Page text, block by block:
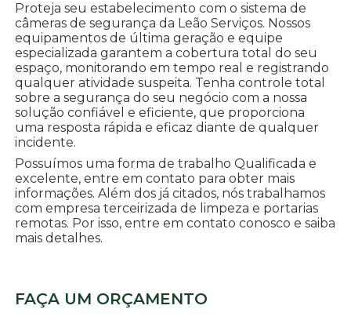
Proteja seu estabelecimento com o sistema de
câmeras de segurança da Leão Serviços. Nossos
equipamentos de última geração e equipe
especializada garantem a cobertura total do seu
espaço, monitorando em tempo real e registrando
qualquer atividade suspeita. Tenha controle total
sobre a segurança do seu negócio com a nossa
solução confiável e eficiente, que proporciona
uma resposta rápida e eficaz diante de qualquer
incidente.
Possuímos uma forma de trabalho Qualificada e
excelente, entre em contato para obter mais
informações. Além dos já citados, nós trabalhamos
com empresa terceirizada de limpeza e portarias
remotas. Por isso, entre em contato conosco e saiba
mais detalhes.
FAÇA UM ORÇAMENTO